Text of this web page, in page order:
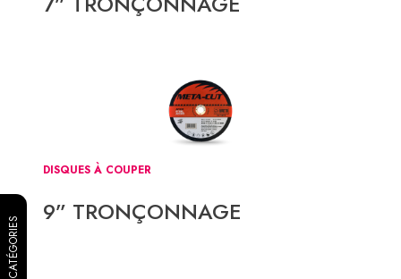
CATÉGORIES
DISQUES À COUPER
9” TRONÇONNAGE